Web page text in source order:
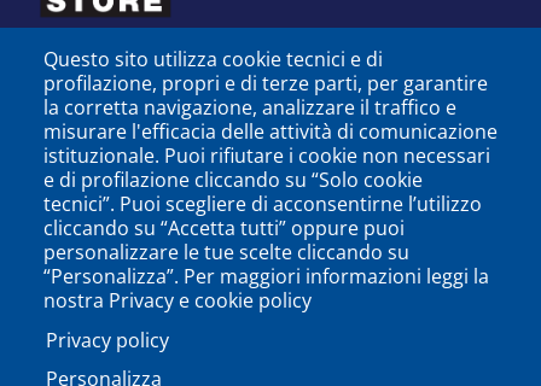
SEGUICI SU
Questo sito utilizza cookie tecnici e di
profilazione, propri e di terze parti, per garantire
la corretta navigazione, analizzare il traffico e
misurare l'efficacia delle attività di comunicazione
istituzionale. Puoi rifiutare i cookie non necessari
e di profilazione cliccando su “Solo cookie
tecnici”. Puoi scegliere di acconsentirne l’utilizzo
cliccando su “Accetta tutti” oppure puoi
personalizzare le tue scelte cliccando su
“Personalizza”. Per maggiori informazioni leggi la
nostra Privacy e cookie policy
Privacy policy
Personalizza